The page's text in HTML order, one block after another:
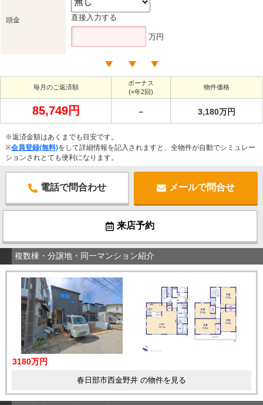
頭金 直接入力する
万円
毎月のご返済額
ボーナス
(×年2回)
物件価格
85,749円 － 3,180万円
※返済金額はあくまでも目安です。
※会員登録(無料)をして詳細情報を記入されますと、全物件が自動でシミュレー
ションされとても便利になります。
電話で問合わせ メールで問合せ
来店予約
複数棟・分譲地・同一マンション紹介
3180万円
春日部市西金野井 の物件を見る